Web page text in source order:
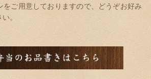
をご用意しておりますので、どうぞお好み
。